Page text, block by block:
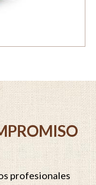
profesionales